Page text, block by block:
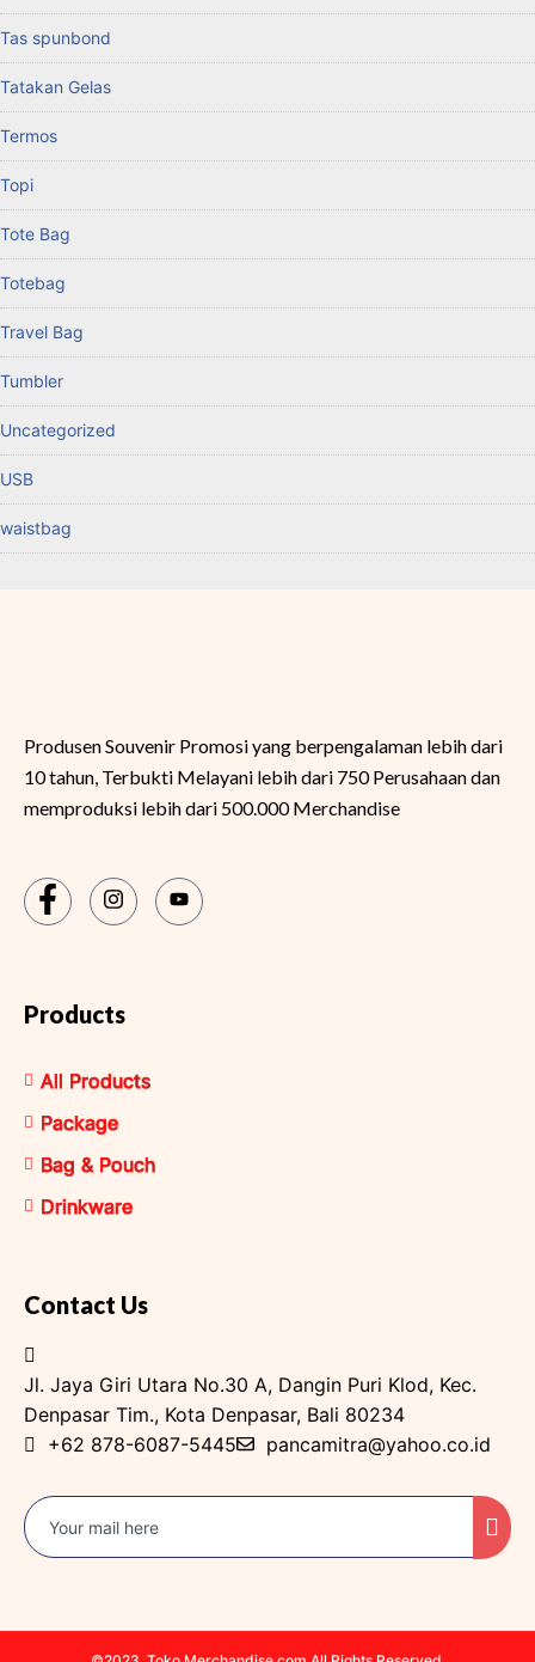
Tas spunbond
Tatakan Gelas
Termos
Topi
Tote Bag
Totebag
Travel Bag
Tumbler
Uncategorized
USB
waistbag
Produsen Souvenir Promosi yang berpengalaman lebih dari
10 tahun, Terbukti Melayani lebih dari 750 Perusahaan dan
memproduksi lebih dari 500.000 Merchandise
Products
All Products
Package
Bag & Pouch
Drinkware
Contact Us
Jl. Jaya Giri Utara No.30 A, Dangin Puri Klod, Kec.
Denpasar Tim., Kota Denpasar, Bali 80234
+62 878-6087-5445
pancamitra@yahoo.co.id